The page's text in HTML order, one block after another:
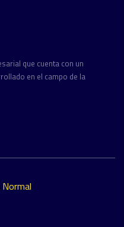
que cuenta con un
en el campo de la